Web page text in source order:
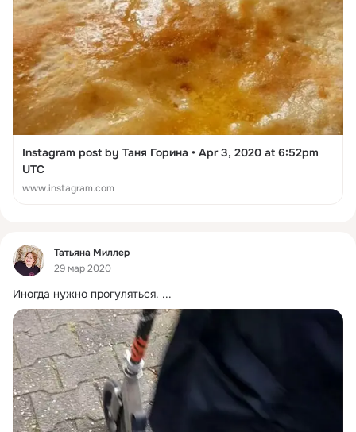
Instagram post by Таня Горина • Apr 3, 2020 at 6:52pm
UTC
www.instagram.com
Фид
Татьяна Миллер
29 мар 2020
Иногда нужно прогуляться. ...